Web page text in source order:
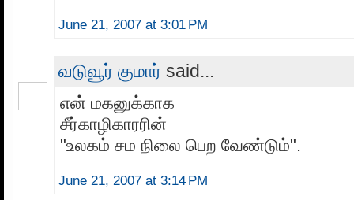
June 21, 2007 at 3:01 PM
வடுவூர் குமார் said...
என் மகனுக்காக
சீர்காழிகாரரின்
"உலகம் சம நிலை பெற வேண்டும்".
June 21, 2007 at 3:14 PM